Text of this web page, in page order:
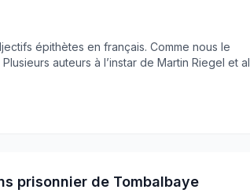
épithètes en français. Comme nous le
auteurs à l’instar de Martin Riegel et al,
prisonnier de Tombalbaye